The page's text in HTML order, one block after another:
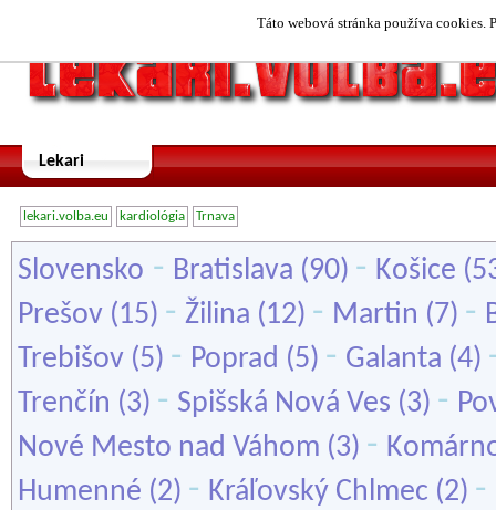
Táto webová stránka používa cookies.
Lekari
lekari.volba.eu kardiológia Trnava
Slovensko - Bratislava (90) - Košice
Prešov (15) - Žilina (12) - Martin (7) -
Trebišov (5) - Poprad (5) - Galanta (4)
Trenčín (3) - Spišská Nová Ves (3) -
Nové Mesto nad Váhom (3) -
Humenné (2) - Kráľovský Chlmec (2) -